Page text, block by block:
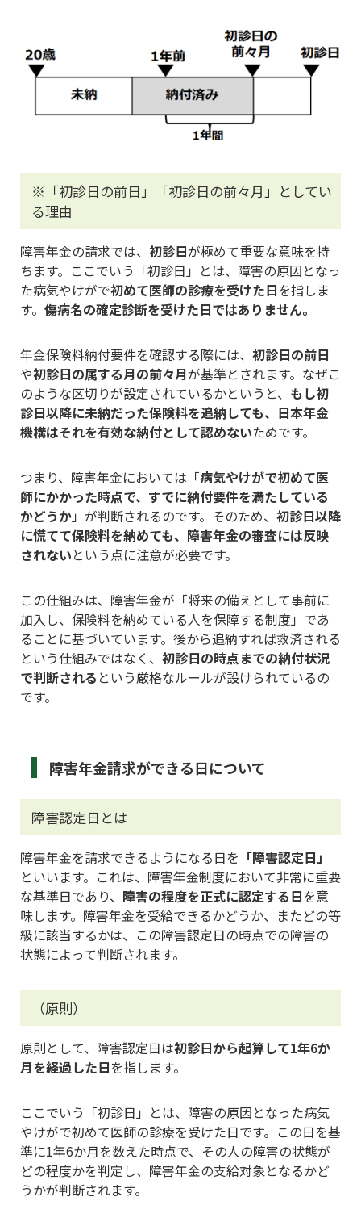
※「初診日の前日」「初診日の前々月」としてい
る理由
障害年金の請求では、 初診日が極めて重要な意味を持
ちます。ここでいう「初診日」とは、障害の原因となっ
た病気やけがで初めて医師の診療を受けた日を指しま
す。 傷病名の確定診断を受けた日ではありません。
年金保険料納付要件を確認する際には、 初診日の前日
や初診日の属する月の前々月が基準とされます。なぜこ
のような区切りが設定されているかというと、 もし初
診日以降に未納だった保険料を追納しても、日本年金
機構はそれを有効な納付として認めないためです。
つまり、障害年金においては「病気やけがで初めて医
師にかかった時点で、すでに納付要件を満たしている
かどうか」が判断されるのです。そのため、 初診日以降
に慌てて保険料を納めても、障害年金の審査には反映
されないという点に注意が必要です。
この仕組みは、障害年金が「将来の備えとして事前に
加入し、保険料を納めている人を保障する制度」であ
ることに基づいています。後から追納すれば救済される
という仕組みではなく、 初診日の時点までの納付状況
で判断される という厳格なルールが設けられているの
です。
障害年金請求ができる日について
障害認定日とは
障害年金を請求できるようになる日を 「障害認定日」
といいます。これは、障害年金制度において非常に重要
な基準日であり、 障害の程度を正式に認定する日を意
味します。障害年金を受給できるかどうか、またどの等
級に該当するかは、この障害認定日の時点での障害の
状態によって判断されます。
（原則）
原則として、障害認定日は初診日から起算して1年6か
月を経過した日を指します。
ここでいう「初診日」とは、障害の原因となった病気
やけがで初めて医師の診療を受けた日です。この日を基
準に1年6か月を数えた時点で、その人の障害の状態が
どの程度かを判定し、障害年金の支給対象となるかど
うかが判断されます。